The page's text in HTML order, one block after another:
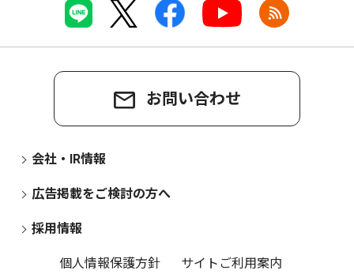
お問い合わせ
会社・IR情報
広告掲載をご検討の方へ
採用情報
個人情報保護方針
サイトご利用案内